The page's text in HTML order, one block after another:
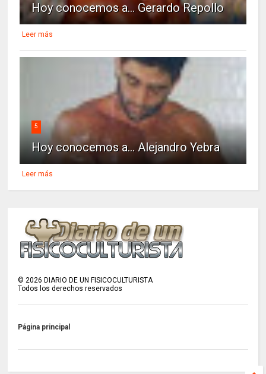
Hoy conocemos a... Gerardo Repollo
Leer más
5
Hoy conocemos a... Alejandro Yebra
Leer más
©2026 DIARIO DE UN FISICOCULTURISTA
Todos los derechos reservados
Página principal